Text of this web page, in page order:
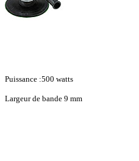
Puissance :500 watts
Largeur de bande 9 mm